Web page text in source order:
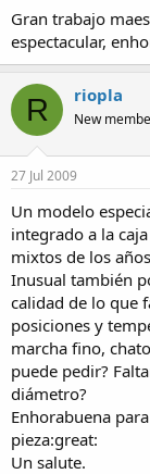
d
e
l
t
e
m
Gran trabajo
espectacular,
R riopla
New
27 Jul 2009
Un modelo
integrado a la
mixtos de los
Inusual también
calidad de lo que
posiciones y
marcha fino,
puede pedir?
diámetro?
Enhorabuena
pieza:great:
Un salute.